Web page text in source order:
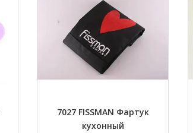
7027 FISSMAN Фартук
кухонный